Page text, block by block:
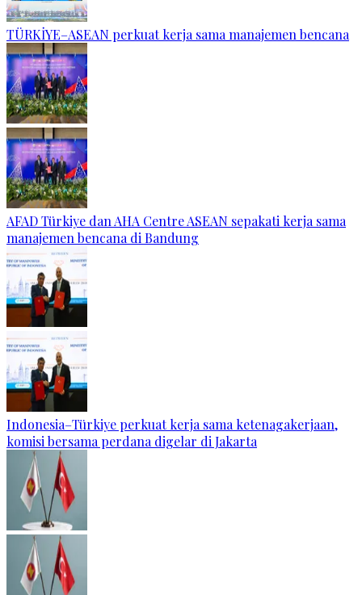
TÜRKİYE–ASEAN perkuat kerja sama manajemen bencana
AFAD Türkiye dan AHA Centre ASEAN sepakati kerja sama
manajemen bencana di Bandung
Indonesia–Türkiye perkuat kerja sama ketenagakerjaan,
komisi bersama perdana digelar di Jakarta